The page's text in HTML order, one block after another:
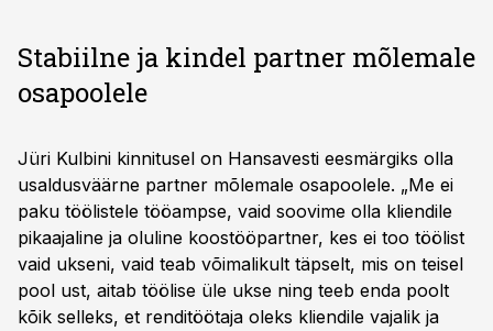
Stabiilne ja kindel partner mõlemale
osapoolele
Jüri Kulbini kinnitusel on Hansavesti eesmärgiks olla
usaldusväärne partner mõlemale osapoolele. „Me ei
paku töölistele tööampse, vaid soovime olla kliendile
pikaajaline ja oluline koostööpartner, kes ei too töölist
vaid ukseni, vaid teab võimalikult täpselt, mis on teisel
pool ust, aitab töölise üle ukse ning teeb enda poolt
kõik selleks, et renditöötaja oleks kliendile vajalik ja